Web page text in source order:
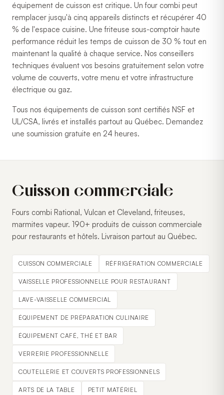
équipement de cuisson est critique. Un four combi peut
remplacer jusqu'à cinq appareils distincts et récupérer 40
% de l'espace cuisine. Une friteuse sous-comptoir haute
performance réduit les temps de cuisson de 30 % tout en
maintenant la qualité à chaque service. Nos conseillers
techniques évaluent vos besoins gratuitement selon votre
volume de couverts, votre menu et votre infrastructure
électrique ou gaz.
Tous nos équipements de cuisson sont certifiés NSF et
UL/CSA, livrés et installés partout au Québec. Demandez
une soumission gratuite en 24 heures.
Cuisson commerciale
Fours combi Rational, Vulcan et Cleveland, friteuses,
marmites vapeur. 190+ produits de cuisson commerciale
pour restaurants et hôtels. Livraison partout au Québec.
CUISSON COMMERCIALE RÉFRIGÉRATION COMMERCIALE
VAISSELLE PROFESSIONNELLE POUR RESTAURANT
LAVE-VAISSELLE COMMERCIAL
ÉQUIPEMENT DE PRÉPARATION CULINAIRE
ÉQUIPEMENT CAFÉ, THÉ ET BAR
VERRERIE PROFESSIONNELLE
COUTELLERIE ET COUVERTS PROFESSIONNELS
ARTS DE LA TABLE PETIT MATÉRIEL